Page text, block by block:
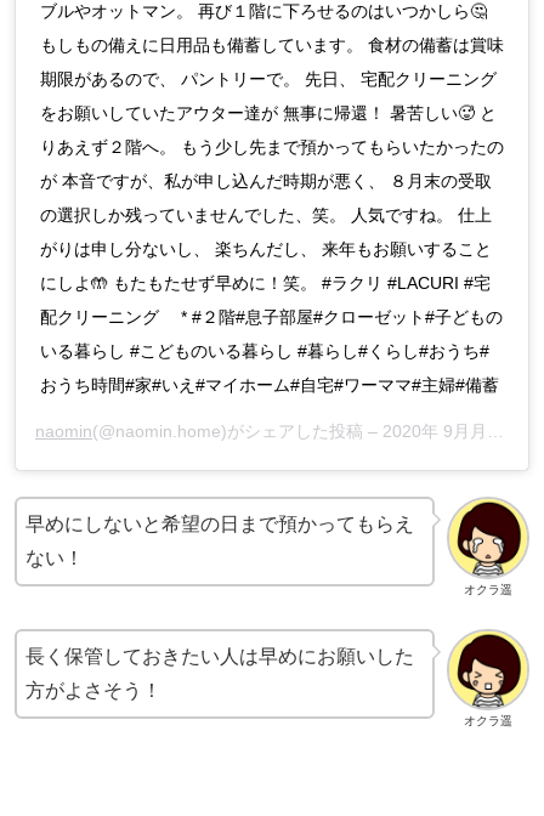
ブルやオットマン。 再び１階に下ろせるのはいつかしら🤔
もしもの備えに日用品も備蓄しています。 食材の備蓄は賞味
期限があるので、 パントリーで。 先日、 宅配クリーニング
をお願いしていたアウター達が 無事に帰還！ 暑苦しい🥵 と
りあえず２階へ。 もう少し先まで預かってもらいたかったの
が 本音ですが、私が申し込んだ時期が悪く、 ８月末の受取
の選択しか残っていませんでした、笑。 人気ですね。 仕上
がりは申し分ないし、 楽ちんだし、 来年もお願いすること
にしよ🤲 もたもたせず早めに！笑。 #ラクリ #LACURI #宅
配クリーニング * #２階#息子部屋#クローゼット#子どもの
いる暮らし #こどものいる暮らし #暮らし#くらし#おうち#
おうち時間#家#いえ#マイホーム#自宅#ワーママ#主婦#備蓄
naomin(@naomin.home)がシェアした投稿 – 2020年 9月月1日午後10時38分PDT
オクラ遥
早めにしないと希望の日まで預かってもらえ
ない！
オクラ遥
長く保管しておきたい人は早めにお願いした
方がよさそう！